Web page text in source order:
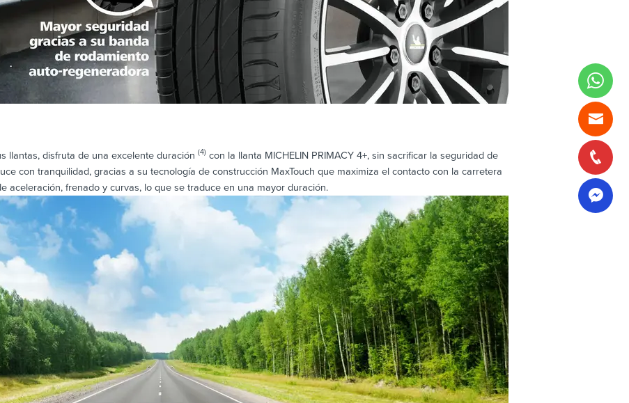
llantas, disfruta de una excelente duración (4)con la llanta MICHELIN PRIMACY 4+, sin sacrificar la seguridad de
con tranquilidad, gracias a su tecnología de construcción MaxTouch que maximiza el contacto con la carretera
aceleración, frenado y curvas, lo que se traduce en una mayor duración.